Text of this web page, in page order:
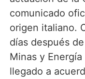
comunicado
origen italiano.
días después
Minas y
llegado a